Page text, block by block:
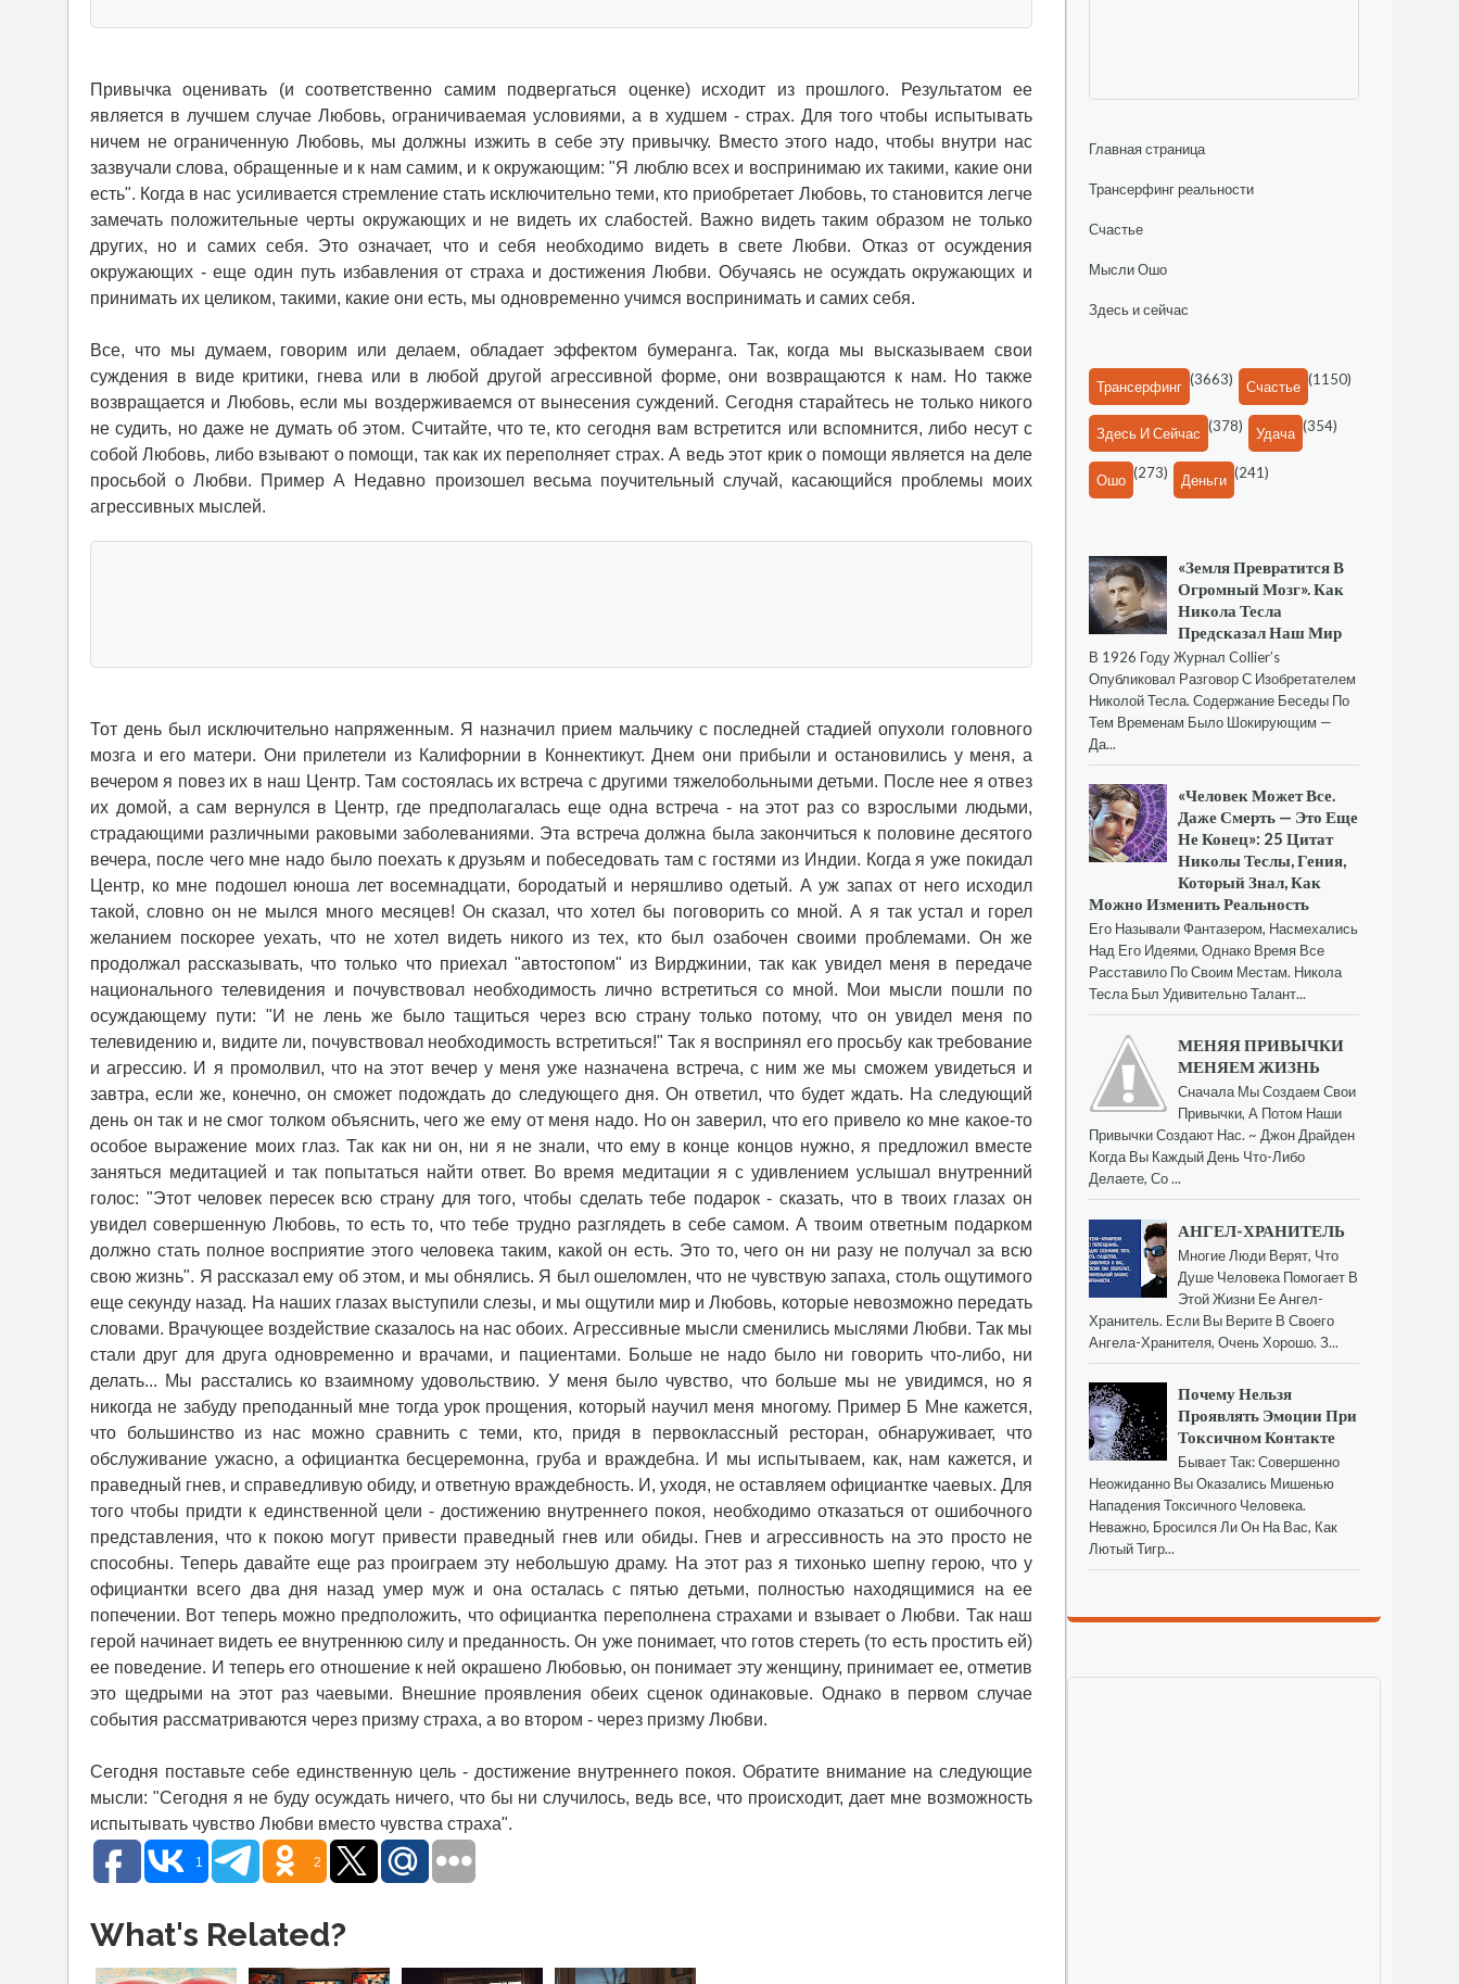
Привычка оценивать (и соответственно самим подвергаться оценке) исходит из прошлого. Результатом ее
является в лучшем случае Любовь, ограничиваемая условиями, а в худшем - страх. Для того чтобы испытывать
ничем не ограниченную Любовь, мы должны изжить в себе эту привычку. Вместо этого надо, чтобы внутри нас
зазвучали слова, обращенные и к нам самим, и к окружающим: "Я люблю всех и воспринимаю их такими, какие они
есть". Когда в нас усиливается стремление стать исключительно теми, кто приобретает Любовь, то становится легче
замечать положительные черты окружающих и не видеть их слабостей. Важно видеть таким образом не только
других, но и самих себя. Это означает, что и себя необходимо видеть в свете Любви. Отказ от осуждения
окружающих - еще один путь избавления от страха и достижения Любви. Обучаясь не осуждать окружающих и
принимать их целиком, такими, какие они есть, мы одновременно учимся воспринимать и самих себя.
Все, что мы думаем, говорим или делаем, обладает эффектом бумеранга. Так, когда мы высказываем свои
суждения в виде критики, гнева или в любой другой агрессивной форме, они возвращаются к нам. Но также
возвращается и Любовь, если мы воздерживаемся от вынесения суждений. Сегодня старайтесь не только никого
не судить, но даже не думать об этом. Считайте, что те, кто сегодня вам встретится или вспомнится, либо несут с
собой Любовь, либо взывают о помощи, так как их переполняет страх. А ведь этот крик о помощи является на деле
просьбой о Любви. Пример А Недавно произошел весьма поучительный случай, касающийся проблемы моих
агрессивных мыслей.
Тот день был исключительно напряженным. Я назначил прием мальчику с последней стадией опухоли головного
мозга и его матери. Они прилетели из Калифорнии в Коннектикут. Днем они прибыли и остановились у меня, а
вечером я повез их в наш Центр. Там состоялась их встреча с другими тяжелобольными детьми. После нее я отвез
их домой, а сам вернулся в Центр, где предполагалась еще одна встреча - на этот раз со взрослыми людьми,
страдающими различными раковыми заболеваниями. Эта встреча должна была закончиться к половине десятого
вечера, после чего мне надо было поехать к друзьям и побеседовать там с гостями из Индии. Когда я уже покидал
Центр, ко мне подошел юноша лет восемнадцати, бородатый и неряшливо одетый. А уж запах от него исходил
такой, словно он не мылся много месяцев! Он сказал, что хотел бы поговорить со мной. А я так устал и горел
желанием поскорее уехать, что не хотел видеть никого из тех, кто был озабочен своими проблемами. Он же
продолжал рассказывать, что только что приехал "автостопом" из Вирджинии, так как увидел меня в передаче
национального телевидения и почувствовал необходимость лично встретиться со мной. Мои мысли пошли по
осуждающему пути: "И не лень же было тащиться через всю страну только потому, что он увидел меня по
телевидению и, видите ли, почувствовал необходимость встретиться!" Так я воспринял его просьбу как требование
и агрессию. И я промолвил, что на этот вечер у меня уже назначена встреча, с ним же мы сможем увидеться и
завтра, если же, конечно, он сможет подождать до следующего дня. Он ответил, что будет ждать. На следующий
день он так и не смог толком объяснить, чего же ему от меня надо. Но он заверил, что его привело ко мне какое-то
особое выражение моих глаз. Так как ни он, ни я не знали, что ему в конце концов нужно, я предложил вместе
заняться медитацией и так попытаться найти ответ. Во время медитации я с удивлением услышал внутренний
голос: "Этот человек пересек всю страну для того, чтобы сделать тебе подарок - сказать, что в твоих глазах он
увидел совершенную Любовь, то есть то, что тебе трудно разглядеть в себе самом. А твоим ответным подарком
должно стать полное восприятие этого человека таким, какой он есть. Это то, чего он ни разу не получал за всю
свою жизнь". Я рассказал ему об этом, и мы обнялись. Я был ошеломлен, что не чувствую запаха, столь ощутимого
еще секунду назад. На наших глазах выступили слезы, и мы ощутили мир и Любовь, которые невозможно передать
словами. Врачующее воздействие сказалось на нас обоих. Агрессивные мысли сменились мыслями Любви. Так мы
стали друг для друга одновременно и врачами, и пациентами. Больше не надо было ни говорить что-либо, ни
делать... Мы расстались ко взаимному удовольствию. У меня было чувство, что больше мы не увидимся, но я
никогда не забуду преподанный мне тогда урок прощения, который научил меня многому. Пример Б Мне кажется,
что большинство из нас можно сравнить с теми, кто, придя в первоклассный ресторан, обнаруживает, что
обслуживание ужасно, а официантка бесцеремонна, груба и враждебна. И мы испытываем, как, нам кажется, и
праведный гнев, и справедливую обиду, и ответную враждебность. И, уходя, не оставляем официантке чаевых. Для
того чтобы придти к единственной цели - достижению внутреннего покоя, необходимо отказаться от ошибочного
представления, что к покою могут привести праведный гнев или обиды. Гнев и агрессивность на это просто не
способны. Теперь давайте еще раз проиграем эту небольшую драму. На этот раз я тихонько шепну герою, что у
официантки всего два дня назад умер муж и она осталась с пятью детьми, полностью находящимися на ее
попечении. Вот теперь можно предположить, что официантка переполнена страхами и взывает о Любви. Так наш
герой начинает видеть ее внутреннюю силу и преданность. Он уже понимает, что готов стереть (то есть простить ей)
ее поведение. И теперь его отношение к ней окрашено Любовью, он понимает эту женщину, принимает ее, отметив
это щедрыми на этот раз чаевыми. Внешние проявления обеих сценок одинаковые. Однако в первом случае
события рассматриваются через призму страха, а во втором - через призму Любви.
Сегодня поставьте себе единственную цель - достижение внутреннего покоя. Обратите внимание на следующие
мысли: "Сегодня я не буду осуждать ничего, что бы ни случилось, ведь все, что происходит, дает мне возможность
испытывать чувство Любви вместо чувства страха".
1 2
What's Related?
Главная страница
Трансерфинг реальности
Счастье
Мысли Ошо
Здесь и сейчас
Трансерфинг (3663) Счастье (1150)
Здесь И Сейчас (378) Удача (354)
Ошо (273) Деньги (241)
«Земля Превратится В
Огромный Мозг». Как
Никола Тесла
Предсказал Наш Мир
В 1926 Году Журнал Collier’s
Опубликовал Разговор С Изобретателем
Николой Тесла. Содержание Беседы По
Тем Временам Было Шокирующим —
Да...
«Человек Может Все.
Даже Смерть — Это Еще
Не Конец»: 25 Цитат
Николы Теслы, Гения,
Который Знал, Как
Можно Изменить Реальность
Его Называли Фантазером, Насмехались
Над Его Идеями, Однако Время Все
Расставило По Своим Местам. Никола
Тесла Был Удивительно Талант...
МЕНЯЯ ПРИВЫЧКИ
МЕНЯЕМ ЖИЗНЬ
Сначала Мы Создаем Свои
Привычки, А Потом Наши
Привычки Создают Нас. ~ Джон Драйден
Когда Вы Каждый День Что-Либо
Делаете, Со ...
АНГЕЛ-ХРАНИТЕЛЬ
Многие Люди Верят, Что
Душе Человека Помогает В
Этой Жизни Ее Ангел-
Хранитель. Если Вы Верите В Своего
Ангела-Хранителя, Очень Хорошо. З...
Почему Нельзя
Проявлять Эмоции При
Токсичном Контакте
Бывает Так: Совершенно
Неожиданно Вы Оказались Мишенью
Нападения Токсичного Человека.
Неважно, Бросился Ли Он На Вас, Как
Лютый Тигр...